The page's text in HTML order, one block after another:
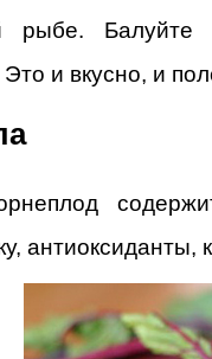
рыбе.
и вкусно, и